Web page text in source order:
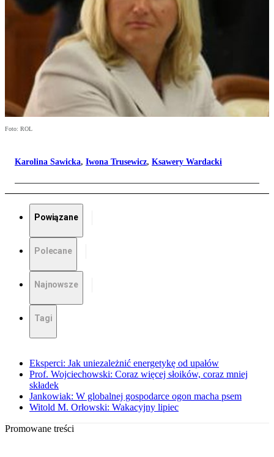
Foto: ROL
Karolina Sawicka, Iwona Trusewicz, Ksawery Wardacki
Powiązane
Polecane
Najnowsze
Tagi
Eksperci: Jak uniezależnić energetykę od upałów
Prof. Wojciechowski: Coraz więcej słoików, coraz mniej
składek
Jankowiak: W globalnej gospodarce ogon macha psem
Witold M. Orłowski: Wakacyjny lipiec
Promowane treści